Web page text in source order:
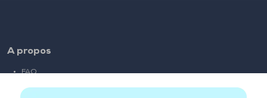
A propos
FAQ
Liens partenaires